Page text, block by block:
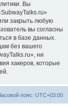
Вы
закрыть любую
вы согласны
в базе данных.
без вашего
ни
хакеров, которые
пояс: UTC+03:00